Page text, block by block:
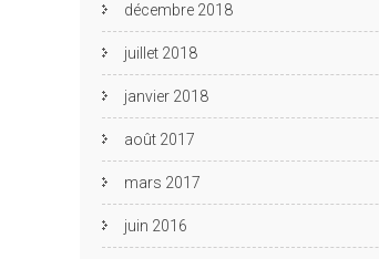
décembre 2018
juillet 2018
janvier 2018
août 2017
mars 2017
juin 2016